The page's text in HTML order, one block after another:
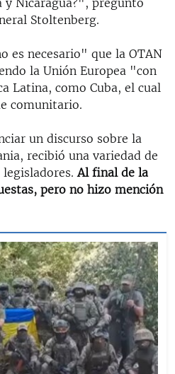
Stoltenberg.
es necesario" que la OTAN
la Unión Europea "con
Latina, como Cuba, el cual
comunitario.
un discurso sobre la
recibió una variedad de
Al final de la
pero no hizo mención